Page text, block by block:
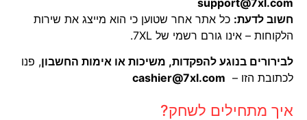
support@7xl.com
חשוב לדעת:כל אתר אחר שטוען כי הוא מייצג את שירות
הלקוחות – אינו גורם רשמי של 7XL.
לבירורים בנוגע להפקדות, משיכות או אימות החשבון, פנו
לכתובת הזו –cashier@7xl.com
איך מתחילים לשחק?